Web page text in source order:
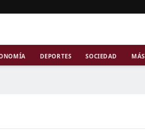
DEPORTES SOCIEDAD MÁS